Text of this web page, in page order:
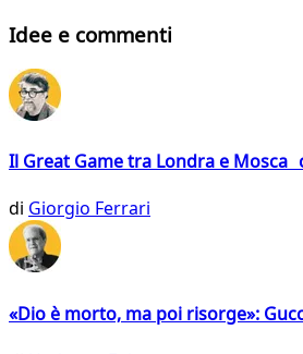
Idee e commenti
Il Great Game tra Londra e
di Giorgio Ferrari
«Dio è morto, ma poi risorge»: